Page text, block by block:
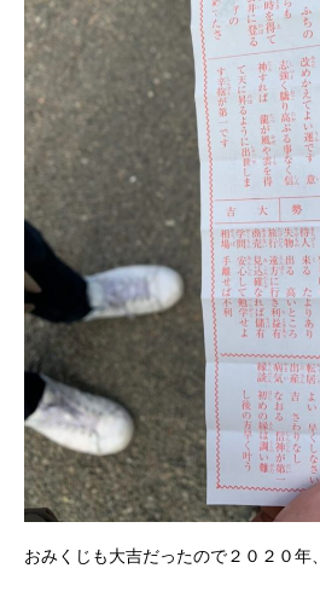
おみくじも大吉だったので２０２０年、